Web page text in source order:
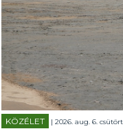
KÖZÉLET | 2026. aug. 6.